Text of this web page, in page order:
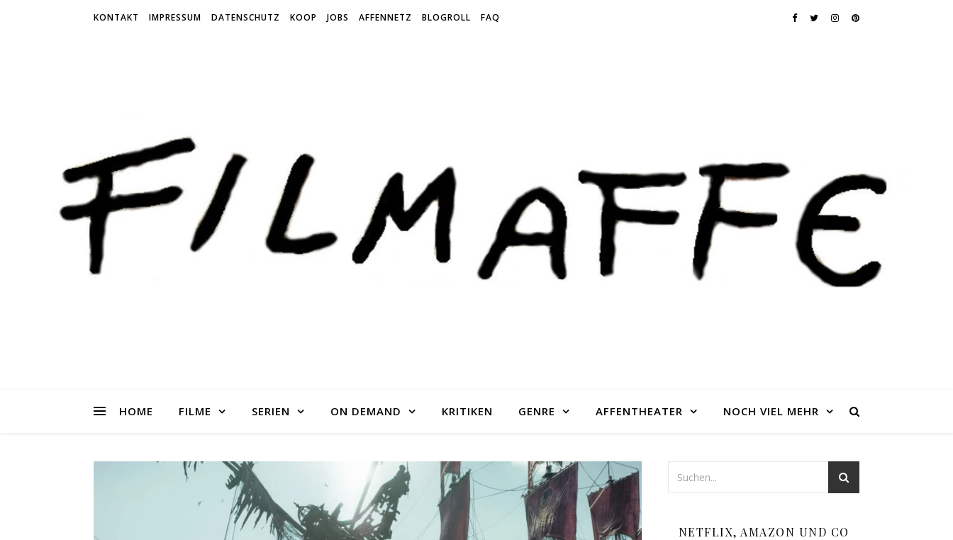
KONTAKT IMPRESSUM DATENSCHUTZ KOOP JOBS AFFENNETZ BLOGROLL FAQ
HOME FILME SERIEN ON DEMAND KRITIKEN GENRE AFFENTHEATER NOCH VIEL MEHR
NETFLIX, AMAZON UND CO